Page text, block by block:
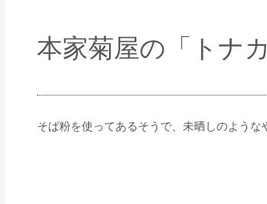
本家菊屋の「トナカ
そば粉を使ってあるそうで、未晒しのような